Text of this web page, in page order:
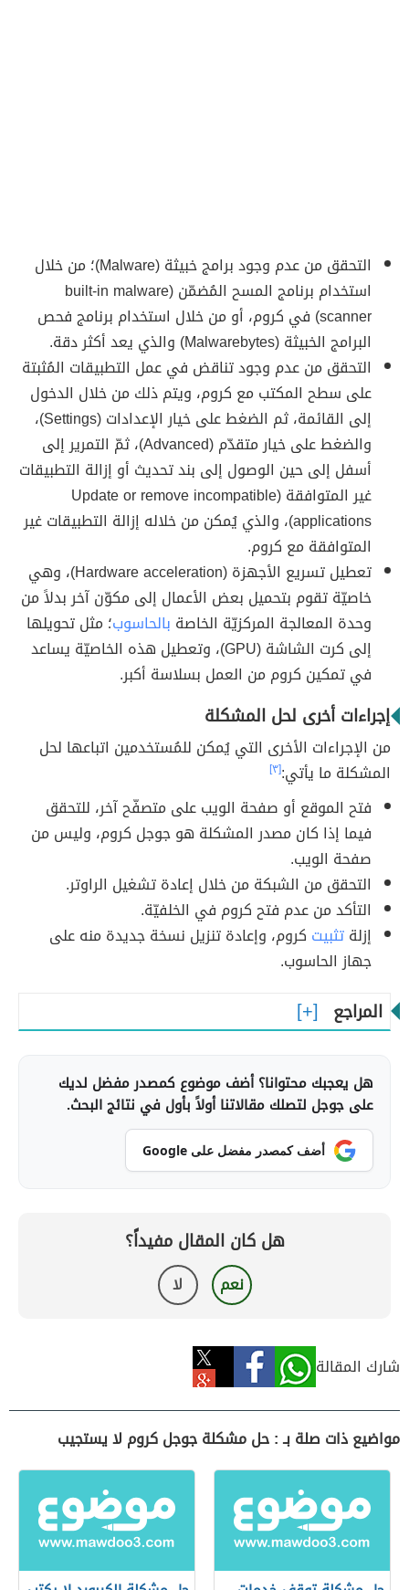
التحقق من عدم وجود برامج خبيثة (Malware)؛ من خلال
استخدام برنامج المسح المُضمّن (built-in malware
scanner) في كروم، أو من خلال استخدام برنامج فحص
البرامج الخبيثة (Malwarebytes) والذي يعد أكثر دقة.
التحقق من عدم وجود تناقض في عمل التطبيقات المُثبتة
على سطح المكتب مع كروم، ويتم ذلك من خلال الدخول
إلى القائمة، ثم الضغط على خيار الإعدادات (Settings)،
والضغط على خيار متقدّم (Advanced)، ثمّ التمرير إلى
أسفل إلى حين الوصول إلى بند تحديث أو إزالة التطبيقات
غير المتوافقة (Update or remove incompatible
applications)، والذي يُمكن من خلاله إزالة التطبيقات غير
المتوافقة مع كروم.
تعطيل تسريع الأجهزة (Hardware acceleration)، وهي
خاصيّة تقوم بتحميل بعض الأعمال إلى مكوّن آخر بدلاً من
وحدة المعالجة المركزيّة الخاصة بالحاسوب؛ مثل تحويلها
إلى كرت الشاشة (GPU)، وتعطيل هذه الخاصيّة يساعد
في تمكين كروم من العمل بسلاسة أكبر.
إجراءات أخرى لحل المشكلة
من الإجراءات الأخرى التي يُمكن للمُستخدمين اتباعها لحل
المشكلة ما يأتي:[٣]
فتح الموقع أو صفحة الويب على متصفّح آخر، للتحقق
فيما إذا كان مصدر المشكلة هو جوجل كروم، وليس من
صفحة الويب.
التحقق من الشبكة من خلال إعادة تشغيل الراوتر.
التأكد من عدم فتح كروم في الخلفيّة.
إزلةتثبيت كروم، وإعادة تنزيل نسخة جديدة منه على
جهاز الحاسوب.
المراجع
هل يعجبك محتوانا؟ أضف موضوع كمصدر مفضل لديك
على جوجل لتصلك مقالاتنا أولاً بأول في نتائج البحث.
أضف كمصدر مفضل على Google
هل كان المقال مفيداً؟
نعم لا
شارك المقالة
مواضيع ذات صلة بـ : حل مشكلة جوجل كروم لا يستجيب